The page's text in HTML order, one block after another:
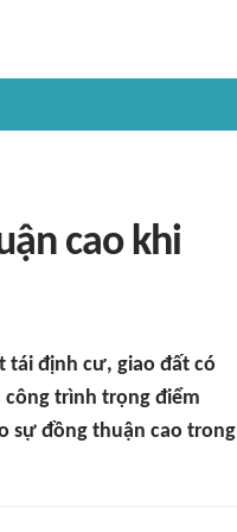
cao khi
tái định cư, giao đất có
công trình trọng điểm
sự đồng thuận cao trong